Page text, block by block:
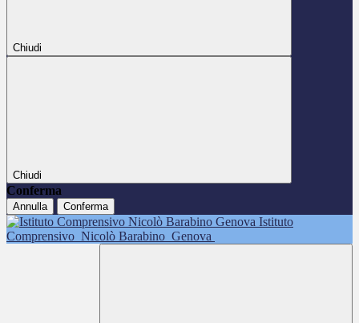
Chiudi
Chiudi
Conferma
Annulla Conferma
Istituto
Comprensivo Nicolò Barabino Genova